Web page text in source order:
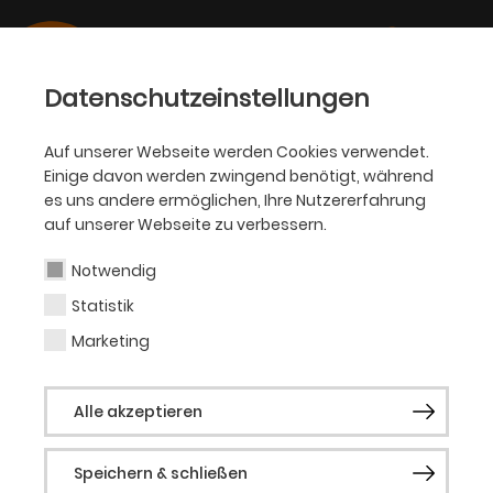
Datenschutzeinstellungen
Auf unserer Webseite werden Cookies verwendet.
Einige davon werden zwingend benötigt, während
es uns andere ermöglichen, Ihre Nutzererfahrung
auf unserer Webseite zu verbessern.
Notwendig
Statistik
Marketing
Alle akzeptieren
Speichern & schließen
OPER
Okarina Peter
Ausstattung (Bühne &
Kostüm)
Okarina Peter, geboren in Konstanz,
studierte 1994–2000 Bühnen- und